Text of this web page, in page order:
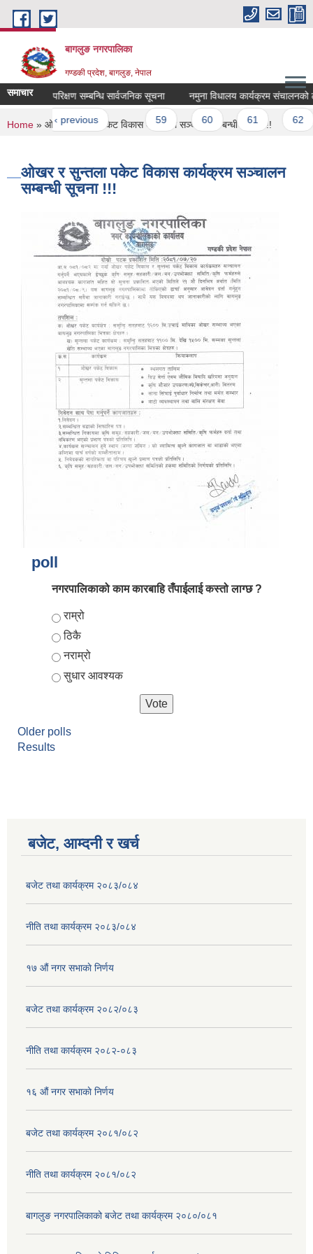
Skip to main content
बागलुङ नगरपालिका
गण्डकी प्रदेश, बागलुङ, नेपाल
समाचार परिक्षण सम्बन्धि सार्वजनिक सूचना नमुना विधालय कार्यक्रम संचालनको
‹ previous … 60 61
You are here
Home » ओखर र सुन्तला पकेट विकास कार्यक्रम सञ्चालन सम्बन्धी सूचना !!!
ओखर र सुन्तला पकेट विकास कार्यक्रम सञ्चालन
सम्बन्धी सूचना !!!
poll
नगरपालिकाको काम कारबाहि तँपाईलाई कस्तो लाग्छ ?
Choices
राम्रो
ठिकै
नराम्रो
सुधार आवश्यक
Older polls
Results
बजेट, आम्दनी र खर्च
बजेट तथा कार्यक्रम २०८३/०८४
नीति तथा कार्यक्रम २०८३/०८४
१७ ‌‍औं नगर सभाकाे निर्णय
बजेट तथा कार्यक्रम २०८२/०८३
नीति तथा कार्यक्रम २०८२-०८३
१६ ‌औं नगर सभाकाे निर्णय
बजेट तथा कार्यक्रम २०८१/०८२
नीति तथा कार्यक्रम २०८१/०८२
बागलुङ नगरपालिकाको बजेट तथा कार्यक्रम २०८०/०८१